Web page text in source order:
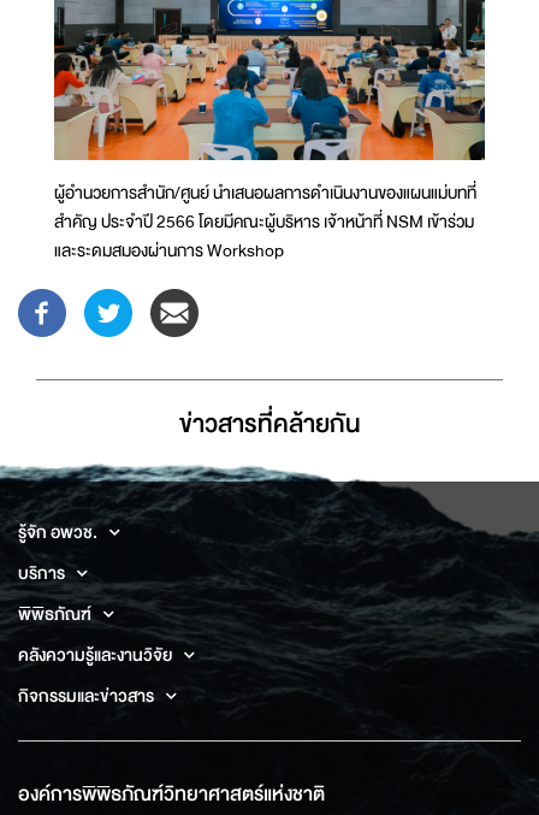
ผู้อำนวยการสำนัก/ศูนย์ นำเสนอผลการดำเนินงานของแผนแม่บทที่
สำคัญ ประจำปี 2566 โดยมีคณะผู้บริหาร เจ้าหน้าที่ NSM เข้าร่วม
และระดมสมองผ่านการ Workshop
ข่าวสารที่่คล้ายกัน
รู้จัก อพวช.
บริการ
พิพิธภัณฑ์
คลังความรู้และงานวิจัย
กิจกรรมและข่าวสาร
องค์การพิพิธภัณฑ์วิทยาศาสตร์แห่งชาติ